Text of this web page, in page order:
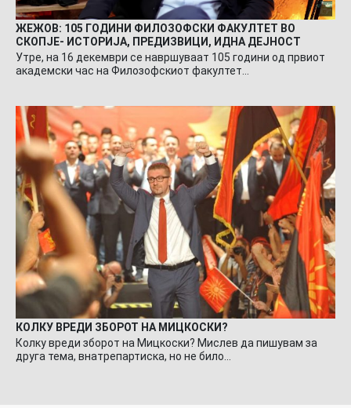
ЖЕЖОВ: 105 ГОДИНИ ФИЛОЗОФСКИ ФАКУЛТЕТ ВО
СКОПЈЕ- ИСТОРИЈА, ПРЕДИЗВИЦИ, ИДНА ДЕЈНОСТ
Утре, на 16 декември се навршуваат 105 години од првиот
академски час на Филозофскиот факултет…
КОЛКУ ВРЕДИ ЗБОРОТ НА МИЦКОСКИ?
Колку вреди зборот на Мицкоски? Мислев да пишувам за
друга тема, внатрепартиска, но не било…